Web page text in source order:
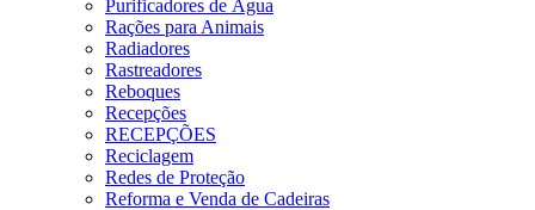
Purificadores de Água
Rações para Animais
Radiadores
Rastreadores
Reboques
Recepções
RECEPÇÕES
Reciclagem
Redes de Proteção
Reforma e Venda de Cadeiras